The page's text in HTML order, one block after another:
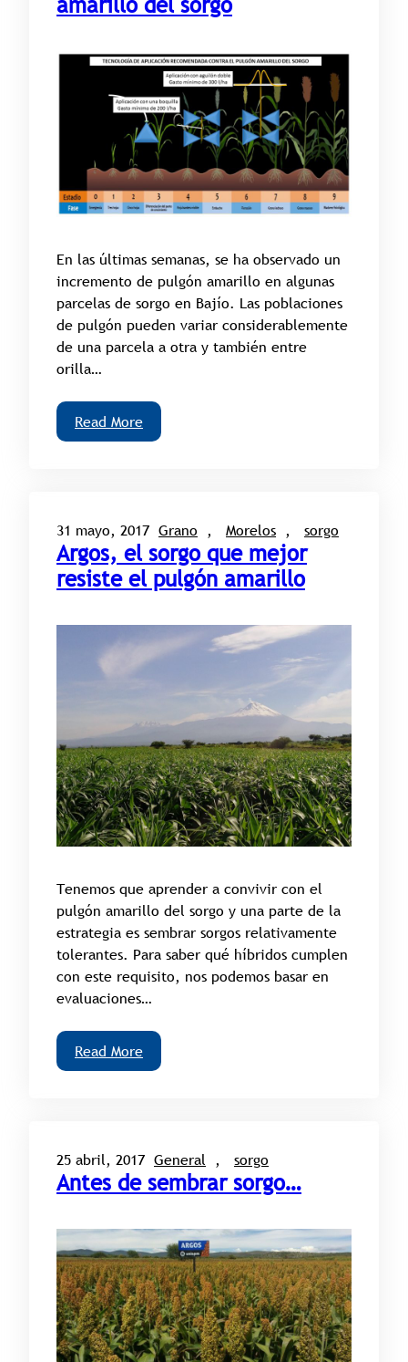
En las últimas semanas, se ha observado un
incremento de pulgón amarillo en algunas
parcelas de sorgo en Bajío. Las poblaciones
de pulgón pueden variar considerablemente
de una parcela a otra y también entre
orilla…
Read More
31 mayo, 2017 Grano , Morelos , sorgo
Argos, el sorgo que mejor
resiste el pulgón amarillo
Tenemos que aprender a convivir con el
pulgón amarillo del sorgo y una parte de la
estrategia es sembrar sorgos relativamente
tolerantes. Para saber qué híbridos cumplen
con este requisito, nos podemos basar en
evaluaciones…
Read More
25 abril, 2017 General , sorgo
Antes de sembrar sorgo…